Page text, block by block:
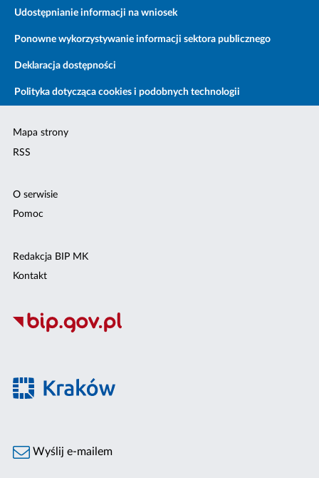
Udostępnianie informacji na wniosek
Ponowne wykorzystywanie informacji sektora publicznego
Deklaracja dostępności
Polityka dotycząca cookies i podobnych technologii
Mapa strony
RSS
O serwisie
Pomoc
Redakcja BIP MK
Kontakt
Wyślij e-mailem